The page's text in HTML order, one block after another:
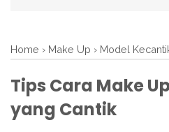
Home › Make Up › Model
Tips Cara Make
yang Cantik